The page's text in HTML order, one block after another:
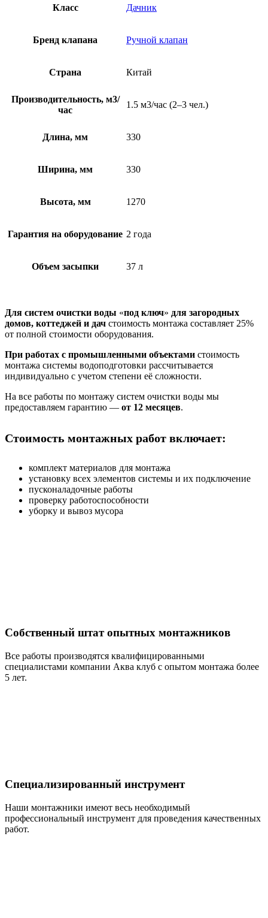
Класс Дачник
Бренд клапана Ручной клапан
Страна Китай
Производительность, м3/
час
1.5 м3/час (2–3 чел.)
Длина, мм 330
Ширина, мм 330
Высота, мм 1270
Гарантия на оборудование 2 года
Объем засыпки 37 л
Для систем очистки воды «под ключ» для загородных
домов, коттеджей и дач cтоимость монтажа составляет 25%
от полной стоимости оборудования.
При работах с промышленными объектами стоимость
монтажа системы водоподготовки рассчитывается
индивидуально с учетом степени её сложности.
На все работы по монтажу систем очистки воды мы
предоставляем гарантию — от 12 месяцев.
Стоимость монтажных работ включает:
комплект материалов для монтажа
установку всех элементов системы и их подключение
пусконаладочные работы
проверку работоспособности
уборку и вывоз мусора
Собственный штат опытных монтажников
Все работы производятся квалифицированными
специалистами компании Аква клуб с опытом монтажа более
5 лет.
Специализированный инструмент
Наши монтажники имеют весь необходимый
профессиональный инструмент для проведения качественных
работ.